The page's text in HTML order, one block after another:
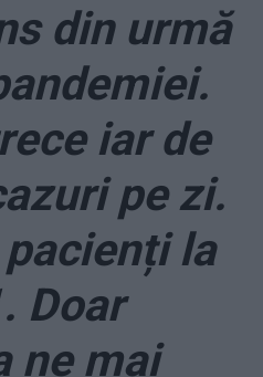
din urmă
iar de
pe zi.
la
Doar
ne mai